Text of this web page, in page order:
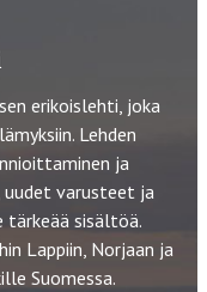
erikoislehti, joka
Lehden
ja
varusteet ja
sisältöä.
Lappiin, Norjaan ja
Suomessa.